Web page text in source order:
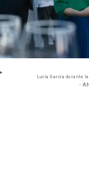
Lucía García durante
-